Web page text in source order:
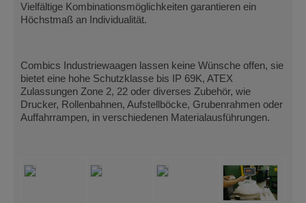
Vielfältige Kombinationsmöglichkeiten garantieren ein
Höchstmaß an Individualität.
Combics Industriewaagen lassen keine Wünsche offen, sie
bietet eine hohe Schutzklasse bis IP 69K, ATEX
Zulassungen Zone 2, 22 oder diverses Zubehör, wie
Drucker, Rollenbahnen, Aufstellböcke, Grubenrahmen oder
Auffahrrampen, in verschiedenen Materialausführungen.